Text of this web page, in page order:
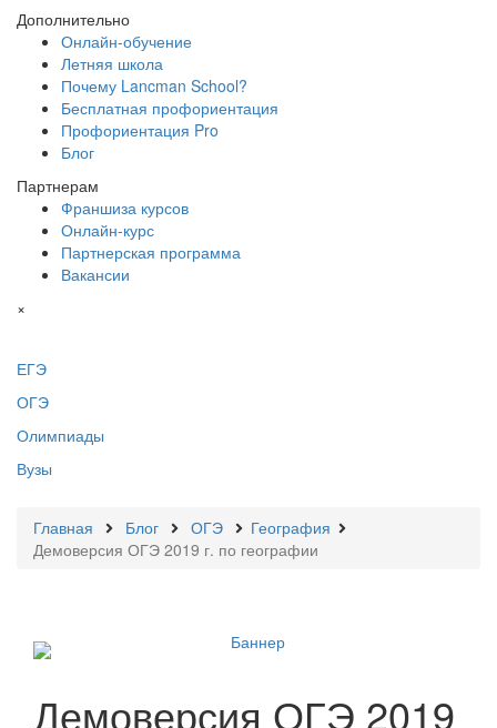
Дополнительно
Онлайн-обучение
Летняя школа
Почему Lancman School?
Бесплатная профориентация
Профориентация Pro
Блог
Партнерам
Франшиза курсов
Онлайн-курс
Партнерская программа
Вакансии
×
ЕГЭ
ОГЭ
Олимпиады
Вузы
Главная Блог ОГЭ
География
Демоверсия ОГЭ 2019 г. по географии
Демоверсия ОГЭ 2019